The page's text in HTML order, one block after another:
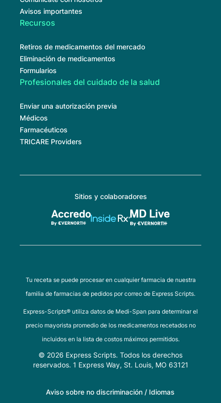
Avisos importantes
Recursos
Retiros de medicamentos del mercado
Eliminación de medicamentos
Formularios
Profesionales del cuidado de la salud
Enviar una autorización previa
Médicos
Farmacéuticos
TRICARE Providers
Sitios y colaboradores
Tu receta se puede procesar en cualquier farmacia de nuestra
familia de farmacias de pedidos por correo de Express Scripts.
Express-Scripts® utiliza datos de Medi-Span para determinar el
precio mayorista promedio de los medicamentos recetados no
incluidos en la lista de costos máximos permitidos.
© 2026 Express Scripts. Todos los derechos
reservados. 1 Express Way, St. Louis, MO 63121
Aviso sobre no discriminación / Idiomas